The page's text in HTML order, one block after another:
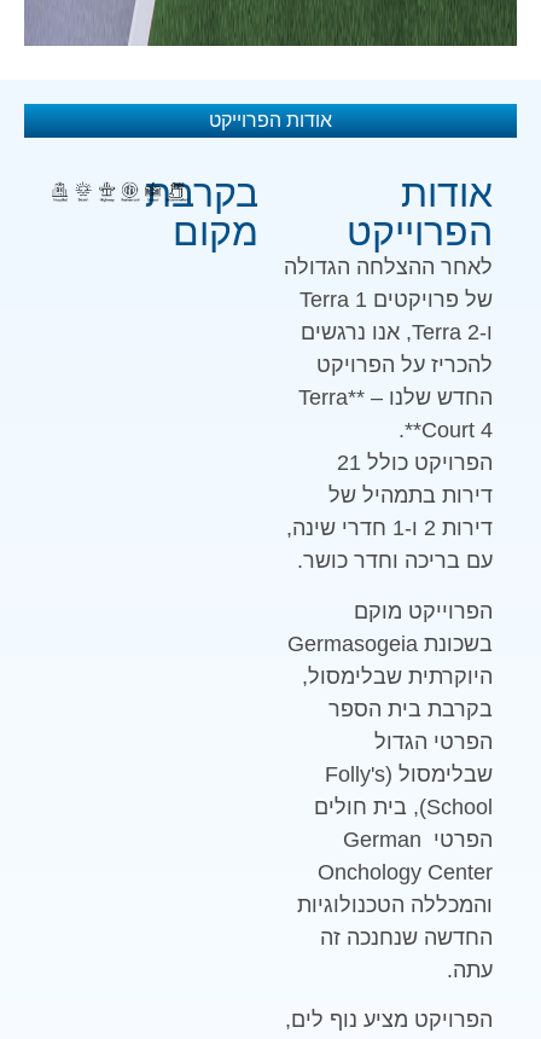
אודות הפרוייקט
אודות
הפרוייקט
לאחר ההצלחה הגדולה
של פרויקטים Terra 1
ו-Terra 2, אנו נרגשים
להכריז על הפרויקט
החדש שלנו – **Terra
Court 4**.
הפרויקט כולל 21
דירות בתמהיל של
דירות 2 ו-1 חדרי שינה,
עם בריכה וחדר כושר.
הפרוייקט מוקם
בשכונת Germasogeia
היוקרתית שבלימסול,
בקרבת בית הספר
הפרטי הגדול
שבלימסול (Folly's
School), בית חולים
הפרטי German
Onchology Center
והמכללה הטכנולוגיות
החדשה שנחנכה זה
עתה.
הפרויקט מציע נוף לים,
בקרבת
מקום